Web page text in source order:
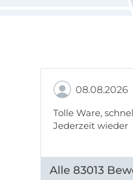
08.08.2026
Tolle Ware,
Jederzeit wieder
Alle 83013